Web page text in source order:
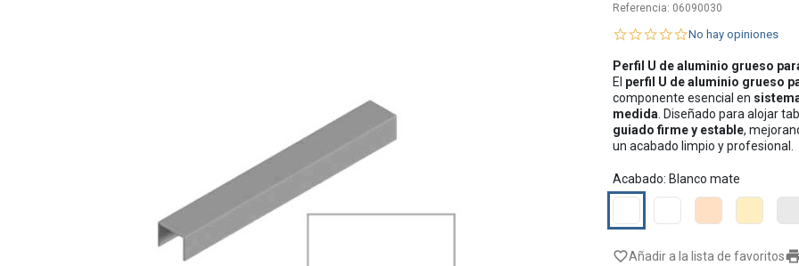
Referencia: 06090030
No hay opiniones
Perfil U de aluminio grueso
El perfil U de aluminio grueso
componente esencial en
medida . Diseñado para alojar
guiado firme y estable,
un acabado limpio y profesional.
Acabado: Blanco mate
Blanco
Blanco
rebarnizable
Haya
vaporizada
Pino
favorite_borderAñadir a la lista de favoritos